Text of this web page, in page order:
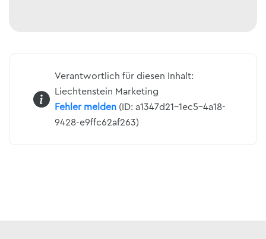
Verantwortlich für diesen Inhalt:
Liechtenstein Marketing
Fehler melden(ID: a1347d21-1ec5-4a18-
9428-e9ffc62af263)